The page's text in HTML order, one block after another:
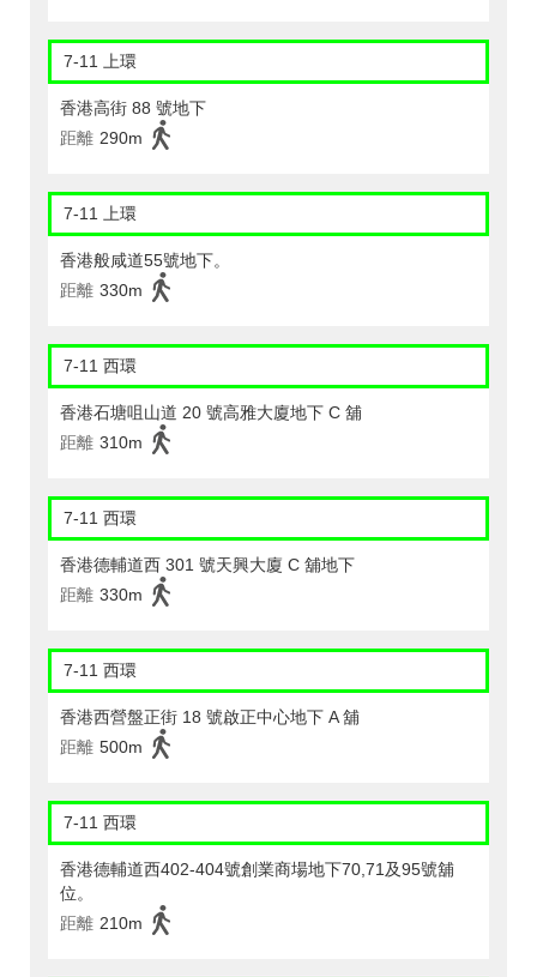
7-11 上環
香港高街 88 號地下
距離 290m
7-11 上環
香港般咸道55號地下。
距離 330m
7-11 西環
香港石塘咀山道 20 號高雅大廈地下 C 舖
距離 310m
7-11 西環
香港德輔道西 301 號天興大廈 C 舖地下
距離 330m
7-11 西環
香港西營盤正街 18 號啟正中心地下 A 舖
距離 500m
7-11 西環
香港德輔道西402-404號創業商場地下70,71及95號舖
位。
距離 210m